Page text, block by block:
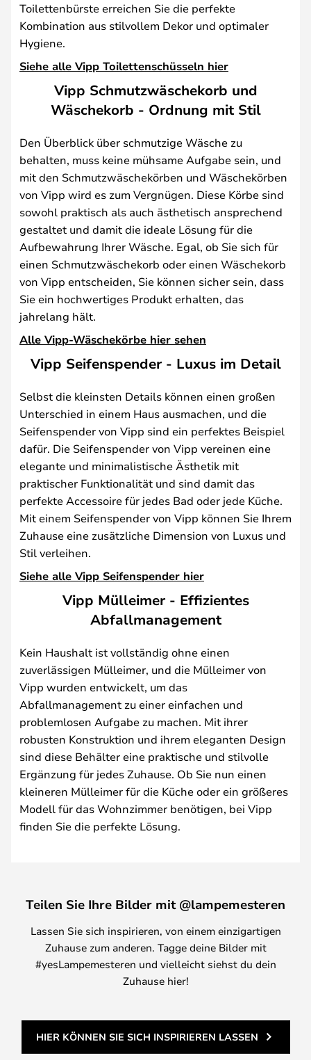
Toilettenbürste erreichen Sie die perfekte
Kombination aus stilvollem Dekor und optimaler
Hygiene.
Siehe alle Vipp Toilettenschüsseln hier
Vipp Schmutzwäschekorb und
Wäschekorb - Ordnung mit Stil
Den Überblick über schmutzige Wäsche zu
behalten, muss keine mühsame Aufgabe sein, und
mit den Schmutzwäschekörben und Wäschekörben
von Vipp wird es zum Vergnügen. Diese Körbe sind
sowohl praktisch als auch ästhetisch ansprechend
gestaltet und damit die ideale Lösung für die
Aufbewahrung Ihrer Wäsche. Egal, ob Sie sich für
einen Schmutzwäschekorb oder einen Wäschekorb
von Vipp entscheiden, Sie können sicher sein, dass
Sie ein hochwertiges Produkt erhalten, das
jahrelang hält.
Alle Vipp-Wäschekörbe hier sehen
Vipp Seifenspender - Luxus im Detail
Selbst die kleinsten Details können einen großen
Unterschied in einem Haus ausmachen, und die
Seifenspender von Vipp sind ein perfektes Beispiel
dafür. Die Seifenspender von Vipp vereinen eine
elegante und minimalistische Ästhetik mit
praktischer Funktionalität und sind damit das
perfekte Accessoire für jedes Bad oder jede Küche.
Mit einem Seifenspender von Vipp können Sie Ihrem
Zuhause eine zusätzliche Dimension von Luxus und
Stil verleihen.
Siehe alle Vipp Seifenspender hier
Vipp Mülleimer - Effizientes
Abfallmanagement
Kein Haushalt ist vollständig ohne einen
zuverlässigen Mülleimer, und die Mülleimer von
Vipp wurden entwickelt, um das
Abfallmanagement zu einer einfachen und
problemlosen Aufgabe zu machen. Mit ihrer
robusten Konstruktion und ihrem eleganten Design
sind diese Behälter eine praktische und stilvolle
Ergänzung für jedes Zuhause. Ob Sie nun einen
kleineren Mülleimer für die Küche oder ein größeres
Modell für das Wohnzimmer benötigen, bei Vipp
finden Sie die perfekte Lösung.
Teilen Sie Ihre Bilder mit @lampemesteren
Lassen Sie sich inspirieren, von einem einzigartigen
Zuhause zum anderen. Tagge deine Bilder mit
#yesLampemesteren und vielleicht siehst du dein
Zuhause hier!
HIER KÖNNEN SIE SICH INSPIRIEREN LASSEN